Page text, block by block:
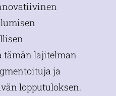
tämän lajitelman
ja
lopputuloksen.